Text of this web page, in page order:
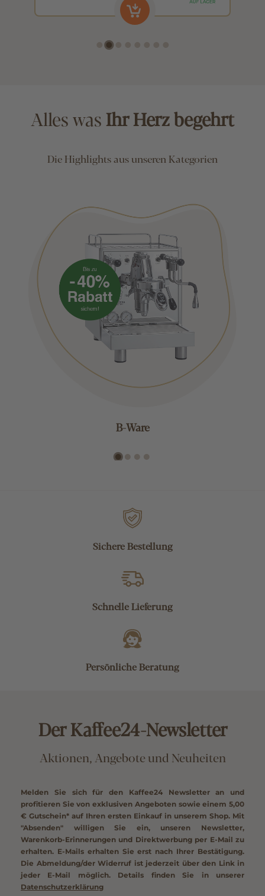
Alles wasIhr Herz begehrt
Die Highlights aus unseren Kategorien
B-Ware
Sichere Bestellung
Schnelle Lieferung
Persönliche Beratung
Der Kaffee24-Newsletter
Aktionen, Angebote und Neuheiten
Melden Sie sich für den Kaffee24 Newsletter an und
profitieren Sie von exklusiven Angeboten sowie einem
5,00
€ Gutschein*
auf Ihren ersten Einkauf in unserem Shop. Mit
"Absenden" willigen Sie ein, unseren Newsletter,
Warenkorb-Erinnerungen und Direktwerbung per E-Mail zu
erhalten. E-Mails erhalten Sie erst nach Ihrer Bestätigung.
Die Abmeldung/der Widerruf ist jederzeit über den Link in
jeder E-Mail möglich. Details finden Sie in unserer